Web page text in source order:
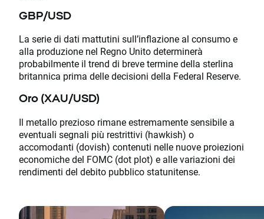
GBP/USD
La serie di dati mattutini sull’inflazione al consumo e
alla produzione nel Regno Unito determinerà
probabilmente il trend di breve termine della sterlina
britannica prima delle decisioni della Federal Reserve.
Oro (XAU/USD)
Il metallo prezioso rimane estremamente sensibile a
eventuali segnali più restrittivi (hawkish) o
accomodanti (dovish) contenuti nelle nuove proiezioni
economiche del FOMC (dot plot) e alle variazioni dei
rendimenti del debito pubblico statunitense.